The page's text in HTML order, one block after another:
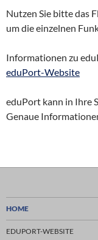
Nutzen Sie bitte das
um die einzelnen
Informationen zu
eduPort-Website
eduPort kann in Ihre
Genaue
HOME
EDUPORT-WEBSITE